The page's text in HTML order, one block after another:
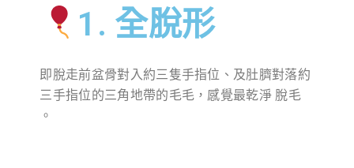
1. 全脫形
即脫走前盆骨對入約三隻手指位、及肚臍對落約
三手指位的三角地帶的毛毛，感覺最乾淨 脫毛
。